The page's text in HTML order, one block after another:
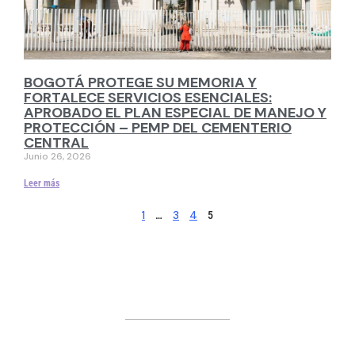
BOGOTÁ PROTEGE SU MEMORIA Y
FORTALECE SERVICIOS ESENCIALES:
APROBADO EL PLAN ESPECIAL DE MANEJO Y
PROTECCIÓN – PEMP DEL CEMENTERIO
CENTRAL
Junio 26, 2026
Leer más
1 … 3 4 5